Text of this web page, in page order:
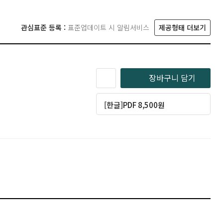
관심표준 등록 : 표준업데이트 시 알림서비스 제공형태 더보기
장바구니 담기
[한글]PDF 8,500원